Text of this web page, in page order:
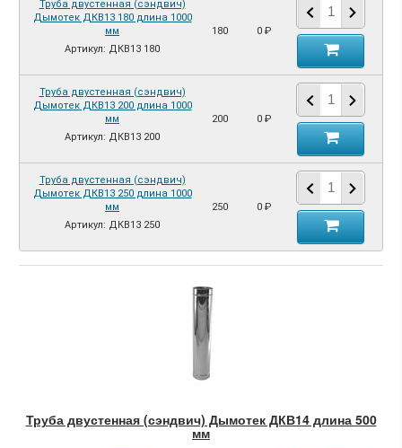
Труба двустенная (сэндвич)
Дымотек ДКВ13 180 длина 1000
мм
Артикул: ДКВ13 180
180 0 ₽
Труба двустенная (сэндвич)
Дымотек ДКВ13 200 длина 1000
мм
Артикул: ДКВ13 200
200 0 ₽
Труба двустенная (сэндвич)
Дымотек ДКВ13 250 длина 1000
мм
Артикул: ДКВ13 250
250 0 ₽
Труба двустенная (сэндвич) Дымотек ДКВ14 длина 500
мм